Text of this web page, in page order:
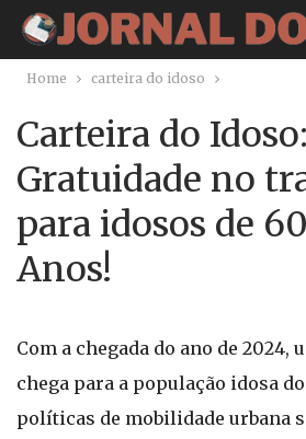
Home carteira do idoso
Carteira do Idoso:
Gratuidade no
para idosos de
Anos!
Com a chegada do ano de 2024,
chega para a população idosa
políticas de mobilidade urbana